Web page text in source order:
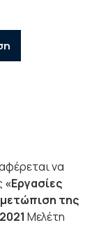
να
«Εργασίες
της
Μελέτη